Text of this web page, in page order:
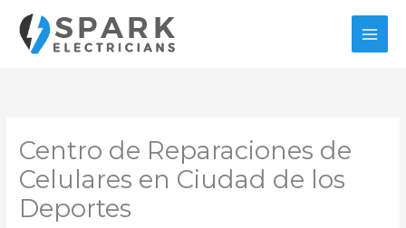
contenido
Centro de Reparaciones de
Celulares en Ciudad de los
Deportes